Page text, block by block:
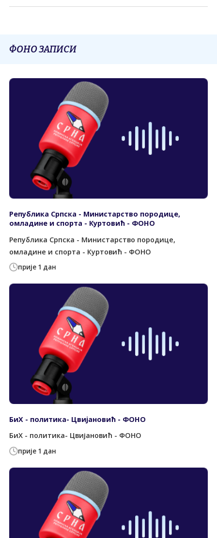
ФОНО ЗАПИСИ
прије 1 дан
Република Српска - Министарство породице,
омладине и спорта - Куртовић - ФОНО
Република Српска - Министарство породице,
омладине и спорта - Куртовић - ФОНО
прије 1 дан
БиХ - политика- Цвијановић - ФОНО
БиХ - политика- Цвијановић - ФОНО